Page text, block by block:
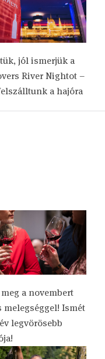
jól ismerjük a
River Nightot –
a hajóra
a novembert
melegséggel! Ismét
legvörösebb